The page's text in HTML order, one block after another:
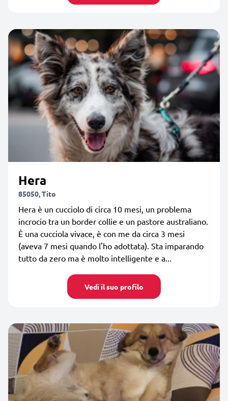
Hera
85050, Tito
Hera è un cucciolo di circa 10 mesi, un problema
incrocio tra un border collie e un pastore australiano.
È una cucciola vivace, è con me da circa 3 mesi
(aveva 7 mesi quando l'ho adottata). Sta imparando
tutto da zero ma è molto intelligente e a...
Vedi il suo profilo